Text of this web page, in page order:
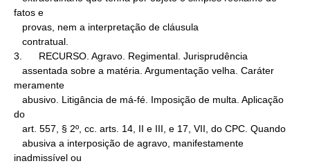
fatos e
3.      RECURSO. Agravo. Regimental. Jurisprudência
meramente
do
inadmissível ou